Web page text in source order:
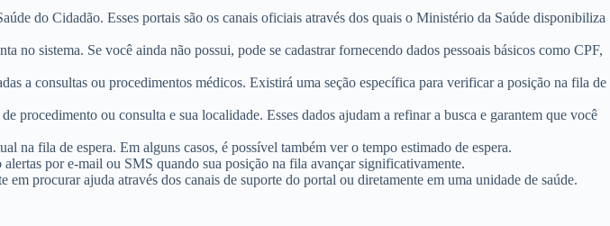
do Cidadão. Esses portais são os canais oficiais através dos quais o Ministério da Saúde disponibiliza
no sistema. Se você ainda não possui, pode se cadastrar fornecendo dados pessoais básicos como CPF,
a consultas ou procedimentos médicos. Existirá uma seção específica para verificar a posição na fila de
procedimento ou consulta e sua localidade. Esses dados ajudam a refinar a busca e garantem que você
na fila de espera. Em alguns casos, é possível também ver o tempo estimado de espera.
por e-mail ou SMS quando sua posição na fila avançar significativamente.
procurar ajuda através dos canais de suporte do portal ou diretamente em uma unidade de saúde.